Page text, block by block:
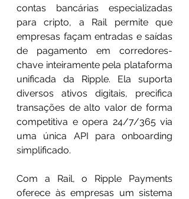
contas bancárias especializadas
para cripto, a Rail permite que
empresas façam entradas e saídas
de pagamento em corredores-
chave inteiramente pela plataforma
unificada da Ripple. Ela suporta
diversos ativos digitais, precifica
transações de alto valor de forma
competitiva e opera 24/7/365 via
uma única API para onboarding
simplificado.
Com a Rail, o Ripple Payments
oferece às empresas um sistema